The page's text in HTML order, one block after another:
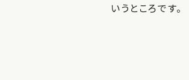
いうところです。